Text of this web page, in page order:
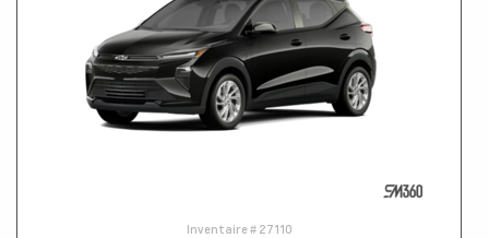
Inventaire # 27110